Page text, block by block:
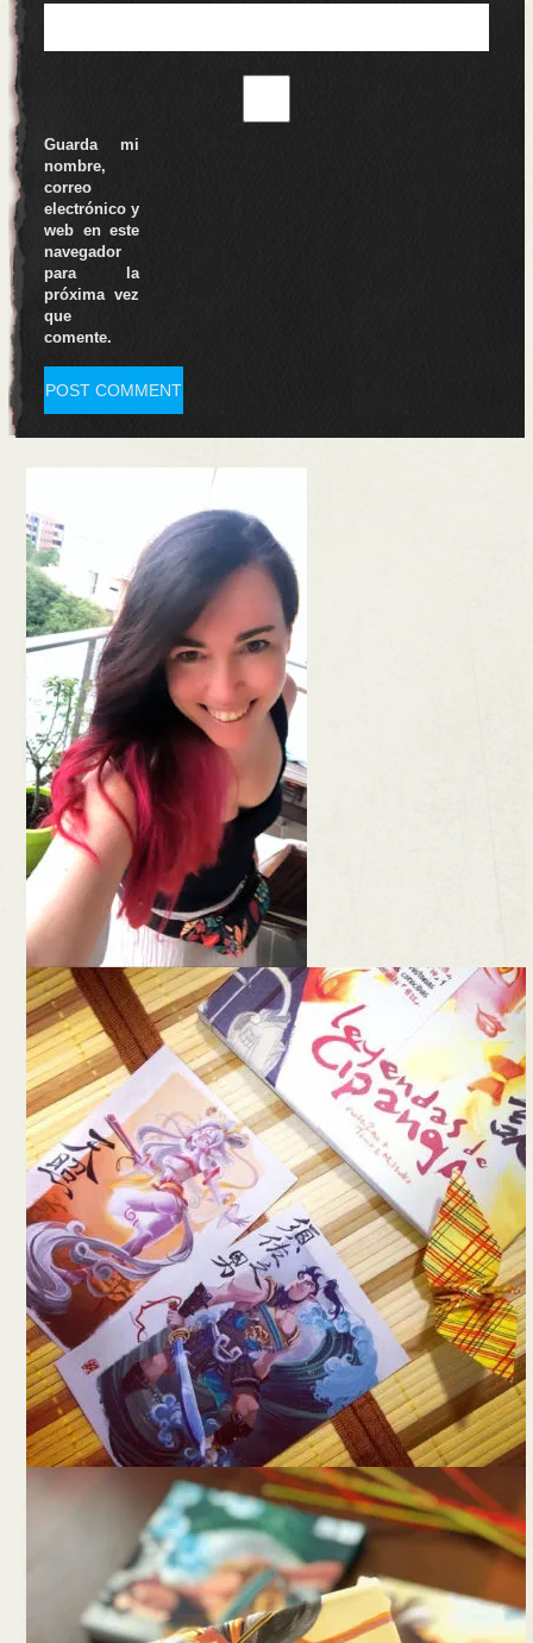
Guarda mi
nombre,
correo
electrónico y
web en este
navegador
para la
próxima vez
que
comente.